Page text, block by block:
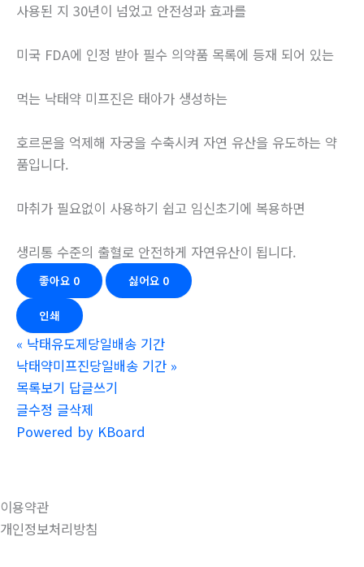
사용된 지 30년이 넘었고 안전성과 효과를
미국 FDA에 인정 받아 필수 의약품 목록에 등재 되어 있는
먹는 낙태약 미프진은 태아가 생성하는
호르몬을 억제해 자궁을 수축시켜 자연 유산을 유도하는 약
품입니다.
마취가 필요없이 사용하기 쉽고 임신초기에 복용하면
생리통 수준의 출혈로 안전하게 자연유산이 됩니다.
좋아요 0 싫어요 0
인쇄
« 낙태유도제당일배송 기간
낙태약미프진당일배송 기간 »
목록보기 답글쓰기
글수정 글삭제
Powered by KBoard
이용약관
개인정보처리방침